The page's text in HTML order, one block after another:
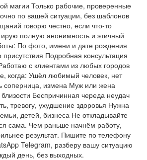
магии Только рабочие, проверенные
по вашей ситуации, без шаблонов
говорю честно, если что-то
полную анонимность и этичный
По фото, имени и дате рождения
присутствия Подробная консультация
с клиентами из любых городов
когда: Ушёл любимый человек, нет
соперница, измена Муж или жена
Беспричинная череда неудач
тревогу, ухудшение здоровья Нужна
детей, бизнеса Не откладывайте
сама. Чем раньше начнём работу,
результат. Пишите по телефону
Telegram, разберу вашу ситуацию
день, без выходных.